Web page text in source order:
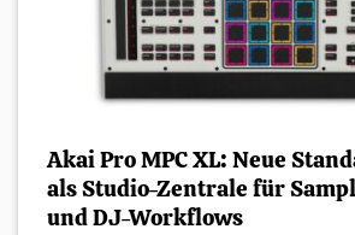
Akai Pro MPC XL: Neue
als Studio-Zentrale für
und DJ-Workflows